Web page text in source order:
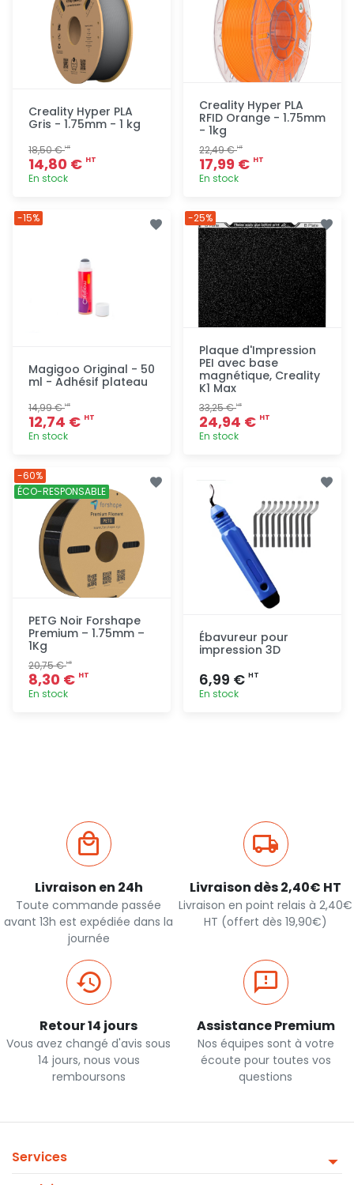
Creality Hyper PLA
Gris - 1.75mm - 1 kg
18,50 €HT
14,80 € HT
En stock
Creality Hyper PLA
RFID Orange - 1.75mm
- 1kg
22,49 €HT
17,99 € HT
En stock
rapide
Magigoo Original - 50
ml - Adhésif plateau
14,99 €HT
12,74 € HT
En stock
rapide
-15%
Plaque d'Impression
PEI avec base
magnétique, Creality
K1 Max
33,25 €HT
24,94 € HT
En stock
-25%
PETG Noir Forshape
Premium – 1.75mm –
1Kg
20,75 €HT
8,30 € HT
En stock
-60%
ÉCO-RESPONSABLE
Ébavureur pour
impression 3D
6,99 € HT
En stock
Livraison en 24h
Toute commande passée
avant 13h est expédiée dans la
journée
Livraison dès 2,40€ HT
Livraison en point relais à 2,40€
HT (offert dès 19,90€)
Retour 14 jours
Vous avez changé d'avis sous
14 jours, nous vous
remboursons
Assistance Premium
Nos équipes sont à votre
écoute pour toutes vos
questions
Services